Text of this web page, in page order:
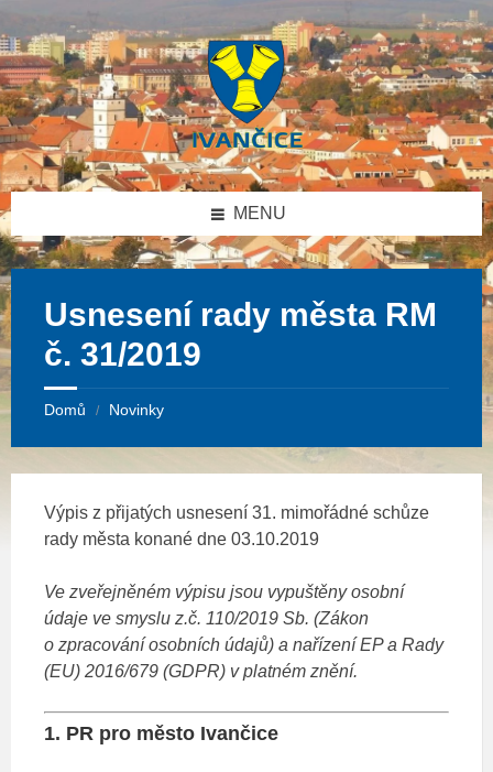
obsah
levý
panel
patičku
MENU
Usnesení rady města RM
č. 31/2019
Domů / Novinky
Výpis z přijatých usnesení 31. mimořádné schůze
rady města konané dne 03.10.2019
Ve zveřejněném výpisu jsou vypuštěny osobní
údaje ve smyslu z.č. 110/2019 Sb. (Zákon
o zpracování osobních údajů) a nařízení EP a Rady
(EU) 2016/679 (GDPR) v platném znění.
1. PR pro město Ivančice